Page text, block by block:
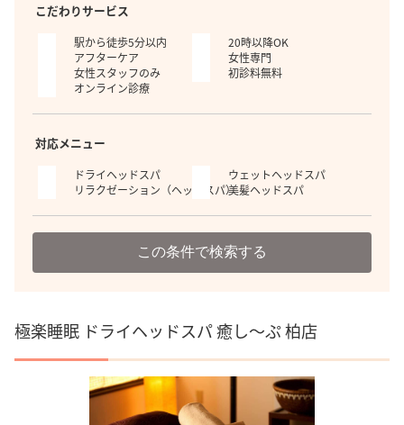
こだわりサービス
駅から徒歩5分以内
20時以降OK
アフターケア
女性専門
女性スタッフのみ
初診料無料
オンライン診療
対応メニュー
ドライヘッドスパ
ウェットヘッドスパ
リラクゼーション（ヘッドスパ）美髪ヘッドスパ
この条件で検索する
極楽睡眠 ドライヘッドスパ 癒し～ぷ 柏店